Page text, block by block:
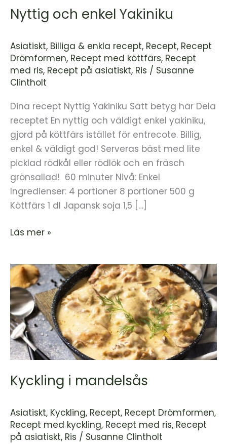
Nyttig och enkel Yakiniku
Asiatiskt, Billiga & enkla recept, Recept, Recept
Drömformen, Recept med köttfärs, Recept
med ris, Recept på asiatiskt, Ris / Susanne
Clintholt
Dina recept Nyttig Yakiniku Sätt betyg här Dela
receptet En nyttig och väldigt enkel yakiniku,
gjord på köttfärs istället för entrecote. Billig,
enkel & väldigt god! Serveras bäst med lite
picklad rödkål eller rödlök och en fräsch
grönsallad! 60 minuter Nivå: Enkel
Ingredienser: 4 portioner 8 portioner 500 g
Köttfärs 1 dl Japansk soja 1,5 […]
Läs mer »
Kyckling i mandelsås
Asiatiskt, Kyckling, Recept, Recept Drömformen,
Recept med kyckling, Recept med ris, Recept
på asiatiskt, Ris / Susanne Clintholt
Kyckling
i
mandelsås